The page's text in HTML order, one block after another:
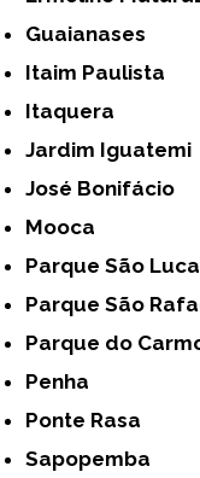
Guaianases
Itaim Paulista
Itaquera
Jardim Iguatemi
José Bonifácio
Mooca
Parque São
Parque São
Parque do
Penha
Ponte Rasa
Sapopemba